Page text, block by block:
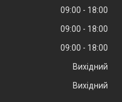
09:00
18:00
09:00
18:00
09:00
18:00
Вихідний
Вихідний